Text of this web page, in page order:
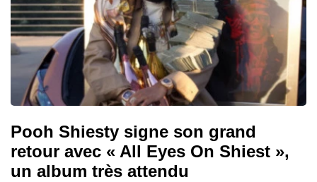
Pooh Shiesty signe son grand
retour avec « All Eyes On Shiest »,
un album très attendu